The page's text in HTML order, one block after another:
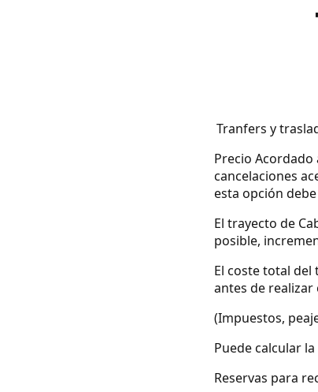
Tranfers y
Precio Acordado
cancelaciones
esta opción
El trayecto de
posible,
El coste total
antes de realizar
(Impuestos,
Puede calcular
Reservas para